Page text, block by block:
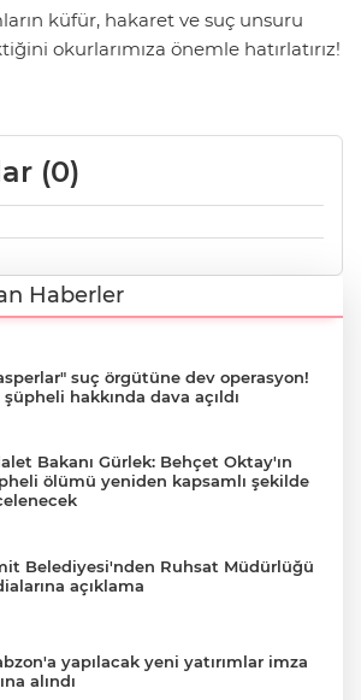
küfür, hakaret ve suç unsuru
okurlarımıza önemle hatırlatırız!
(0)
Haberler
suç örgütüne dev operasyon!
şüpheli hakkında dava açıldı
Bakanı Gürlek: Behçet Oktay'ın
ölümü yeniden kapsamlı şekilde
Belediyesi'nden Ruhsat Müdürlüğü
açıklama
yapılacak yeni yatırımlar imza
alındı